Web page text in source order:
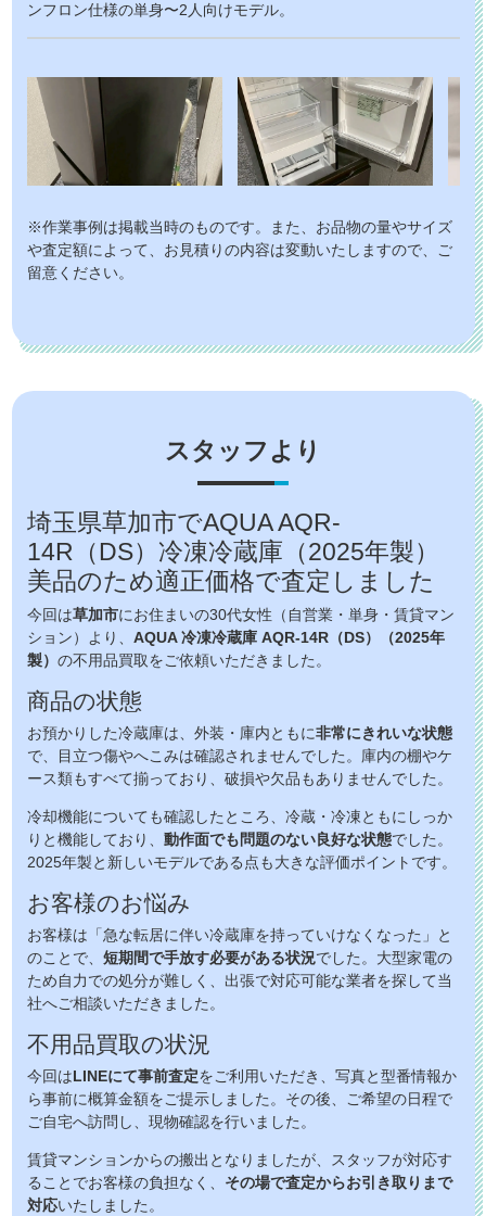
ンフロン仕様の単身〜2人向けモデル。
※作業事例は掲載当時のものです。また、お品物の量やサイズ
や査定額によって、お見積りの内容は変動いたしますので、ご
留意ください。
スタッフより
埼玉県草加市でAQUA AQR-
14R（DS）冷凍冷蔵庫（2025年製）
美品のため適正価格で査定しました
今回は草加市にお住まいの30代女性（自営業・単身・賃貸マン
ション）より、 AQUA 冷凍冷蔵庫 AQR-14R（DS）（2025年
製） の不用品買取をご依頼いただきました。
商品の状態
お預かりした冷蔵庫は、外装・庫内ともに非常にきれいな状態
で、目立つ傷やへこみは確認されませんでした。庫内の棚やケ
ース類もすべて揃っており、破損や欠品もありませんでした。
冷却機能についても確認したところ、冷蔵・冷凍ともにしっか
りと機能しており、 動作面でも問題のない良好な状態でした。
2025年製と新しいモデルである点も大きな評価ポイントです。
お客様のお悩み
お客様は「急な転居に伴い冷蔵庫を持っていけなくなった」と
のことで、 短期間で手放す必要がある状況でした。大型家電の
ため自力での処分が難しく、出張で対応可能な業者を探して当
社へご相談いただきました。
不用品買取の状況
今回はLINEにて事前査定をご利用いただき、写真と型番情報か
ら事前に概算金額をご提示しました。その後、ご希望の日程で
ご自宅へ訪問し、現物確認を行いました。
賃貸マンションからの搬出となりましたが、スタッフが対応す
ることでお客様の負担なく、 その場で査定からお引き取りまで
対応いたしました。